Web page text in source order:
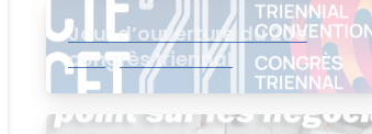
Jour d’ouverture du 20e
congrès triennal